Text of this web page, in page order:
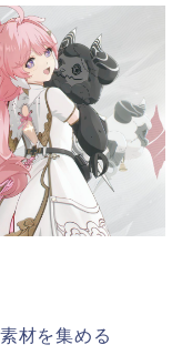
材を集める